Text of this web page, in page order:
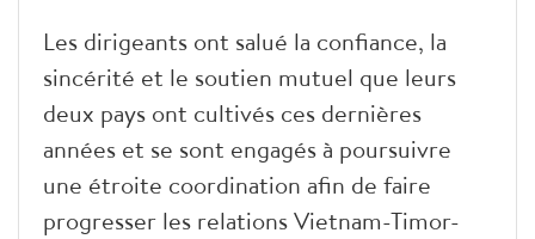
Les dirigeants ont salué la confiance, la
sincérité et le soutien mutuel que leurs
deux pays ont cultivés ces dernières
années et se sont engagés à poursuivre
une étroite coordination afin de faire
progresser les relations Vietnam-Timor-